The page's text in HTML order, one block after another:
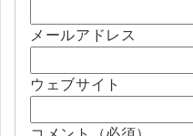
メールアドレス
ウェブサイト